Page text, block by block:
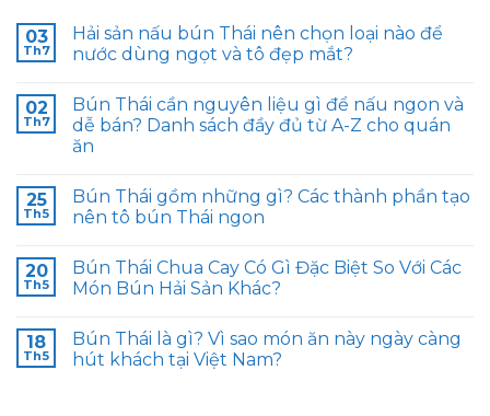
03
Th7
Hải sản nấu bún Thái nên chọn loại nào để
nước dùng ngọt và tô đẹp mắt?
02
Th7
Bún Thái cần nguyên liệu gì để nấu ngon và
dễ bán? Danh sách đầy đủ từ A-Z cho quán
ăn
25
Th5
Bún Thái gồm những gì? Các thành phần tạo
nên tô bún Thái ngon
20
Th5
Bún Thái Chua Cay Có Gì Đặc Biệt So Với Các
Món Bún Hải Sản Khác?
18
Th5
Bún Thái là gì? Vì sao món ăn này ngày càng
hút khách tại Việt Nam?